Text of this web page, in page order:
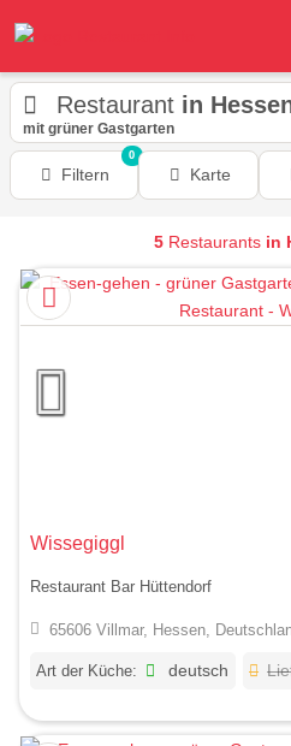
Restaurant in
mit grüner Gastgarten
Filtern
0
Karte
5 Restaurants in
Wissegiggl
Restaurant Bar Hüttendorf
65606 Villmar, Hessen,
Art der Küche: deutsch